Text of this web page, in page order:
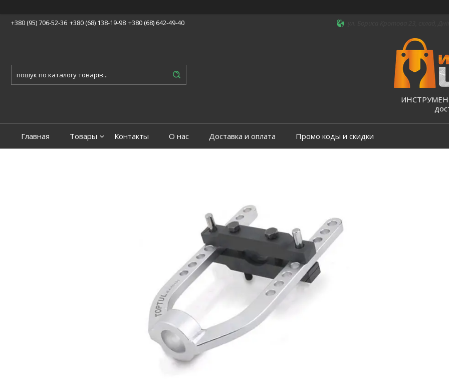
+380 (95) 706-52-36 +380 (68) 138-19-98 +380 (68) 642-49-40
Главная Товары Контакты О нас Доставка и оплата Промо коды и скидки